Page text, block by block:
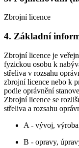
Zbrojní licence
4. Základní
Zbrojní licence je
fyzickou osobu k
střeliva v rozsahu
zbrojní licence nebo k
podle oprávnění
Zbrojní licence se
střeliva a rozsahu
A - vývoj,
B - opravy,